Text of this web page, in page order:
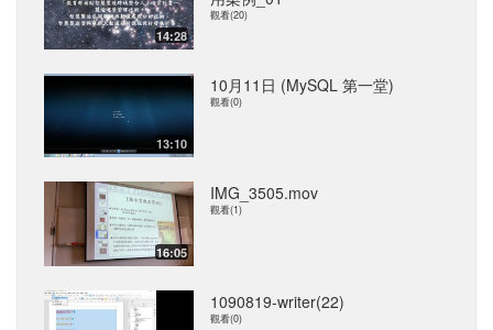
14:28
觀看(20)
13:10
10月11日 (MySQL 第一堂)
觀看(0)
16:05
IMG_3505.mov
觀看(1)
1090819-writer(22)
觀看(0)